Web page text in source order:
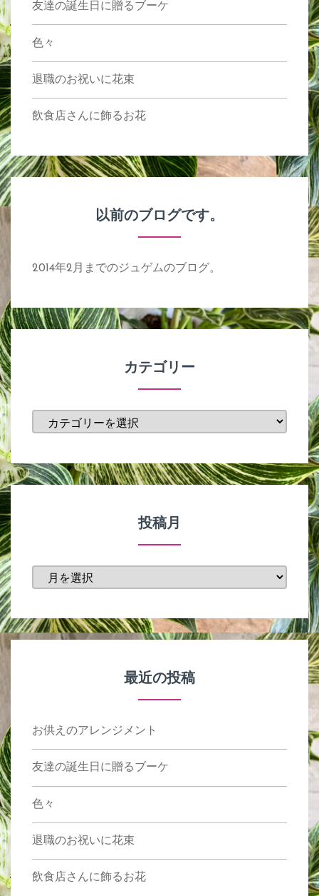
友達の誕生日に贈るブーケ
色々
退職のお祝いに花束
飲食店さんに飾るお花
以前のブログです。
2014年2月までのジュゲムのブログ。
カテゴリー
テ
リ
ー
投稿月
稿
最近の投稿
お供えのアレンジメント
友達の誕生日に贈るブーケ
色々
退職のお祝いに花束
飲食店さんに飾るお花